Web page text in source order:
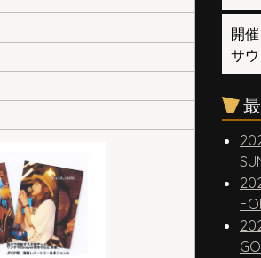
開
サ